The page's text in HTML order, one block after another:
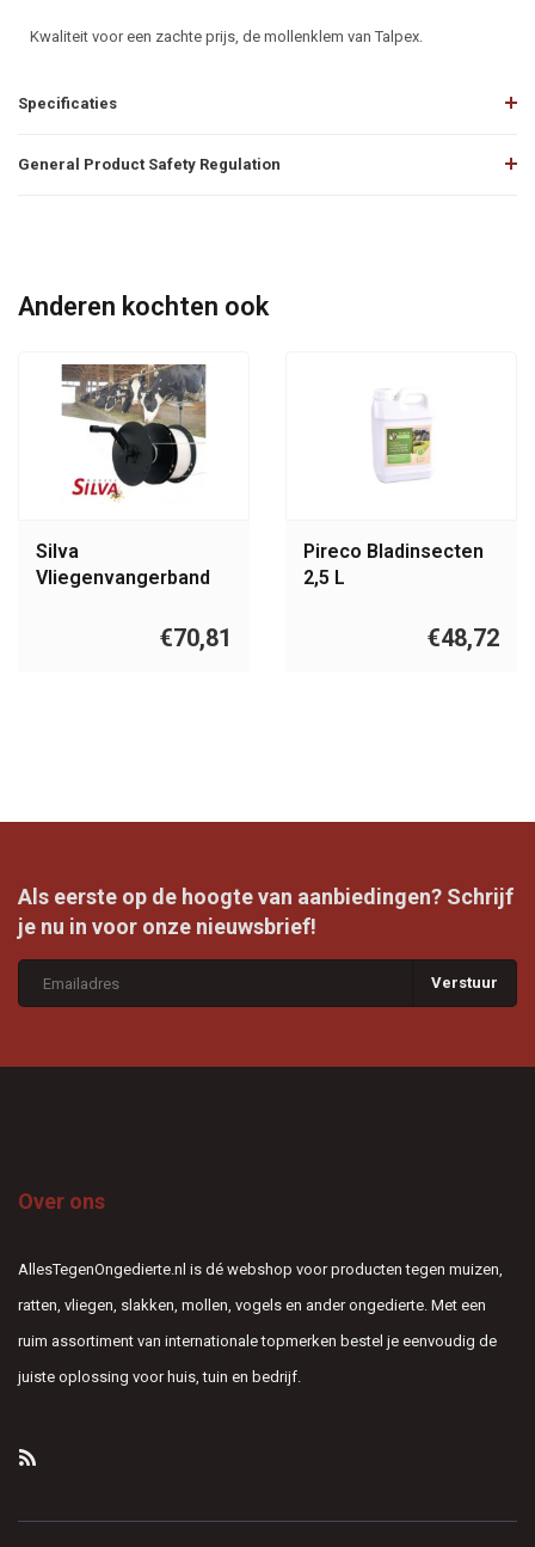
Kwaliteit voor een zachte prijs, de mollenklem van Talpex.
Specificaties
General Product Safety Regulation
Anderen kochten ook
Silva
Vliegenvangerband
€70,81
Pireco Bladinsecten
2,5 L
€48,72
Als eerste op de hoogte van aanbiedingen? Schrijf
je nu in voor onze nieuwsbrief!
Verstuur
Over ons
AllesTegenOngedierte.nl is dé webshop voor producten tegen muizen,
ratten, vliegen, slakken, mollen, vogels en ander ongedierte. Met een
ruim assortiment van internationale topmerken bestel je eenvoudig de
juiste oplossing voor huis, tuin en bedrijf.